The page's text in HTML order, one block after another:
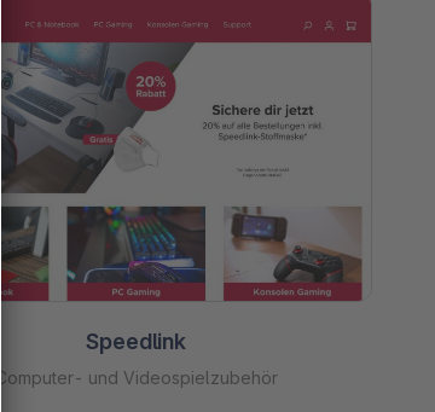
Speedlink
Computer- und Videospielzubehör